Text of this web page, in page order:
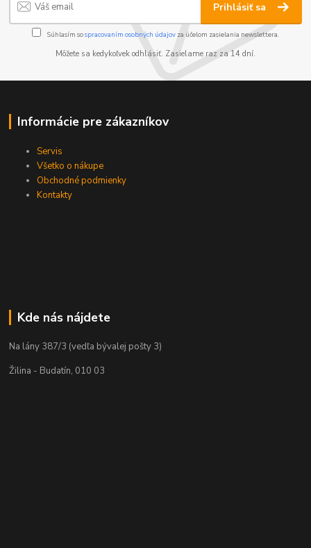
Prihlásiť sa
Súhlasím sospracovaním osobných údajov za účelom zasielania newslettera.
Môžete sa kedykoľvek odhlásiť. Zasielame raz za 14 dní.
Informácie pre zákazníkov
Servis
Všetko o nákupe
Obchodné podmienky
Kontakty
Kde nás nájdete
Na lány 387/3 (vedľa bývalej pošty 3)
Žilina - Budatín, 010 03